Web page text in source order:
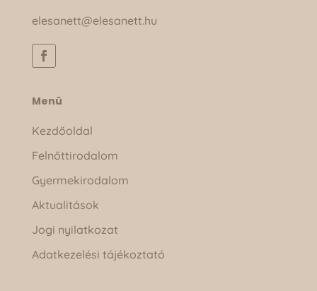
elesanett@elesanett.hu
Menü
Kezdőoldal
Felnőttirodalom
Gyermekirodalom
Aktualitások
Jogi nyilatkozat
Adatkezelési tájékoztató